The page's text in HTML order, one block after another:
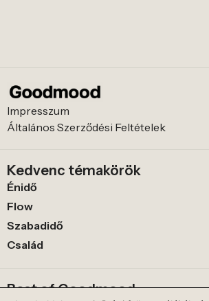
Impresszum
Általános Szerződési Feltételek
Kedvenc témakörök
Énidő
Flow
Szabadidő
Család
Best of Goodmood